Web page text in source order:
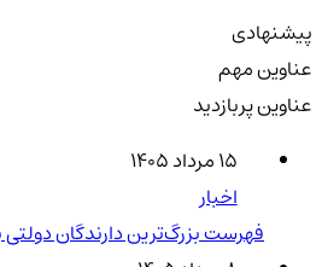
پیشنهادی
عناوین مهم
عناوین پربازدید
۱۵ مرداد ۱۴۰۵
اخبار
فهرست بزرگ‌ترین دارندگان دولتی